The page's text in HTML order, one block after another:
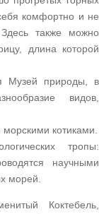
комфортно и не
также можно
длина которой
Музей природы, в
видов,
котиками.
тропы:
научными
морей.
Коктебель,